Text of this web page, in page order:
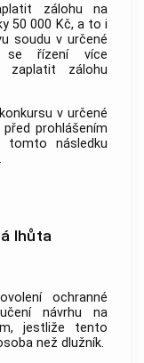
zálohu na
50 000 Kč, a to i
soudu v určené
se řízení více
zaplatit zálohu
v určené
prohlášením
tomto následku
lhůta
ochranné
návrhu na
jestliže tento
než dlužník.